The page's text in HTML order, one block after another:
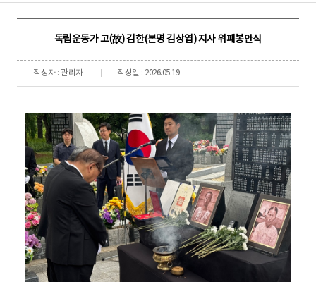
독립운동가 고(故) 김한(본명 김상엽) 지사 위패봉안식
작성자 : 관리자 작성일 : 2026.05.19